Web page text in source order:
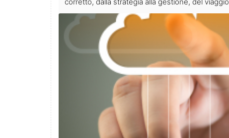
corretto, dalla strategia alla gestione, del